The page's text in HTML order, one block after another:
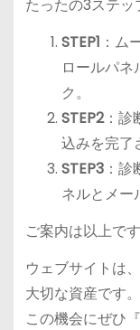
たったの3ステッ
STEP1 ：ム
ロールパ
ク。
STEP2：診
込みを完了
STEP3：診
ネルとメー
ご案内は以上です
ウェブサイトは
大切な資産です
この機会にぜひ